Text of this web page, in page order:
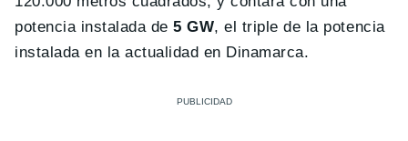
potencia instalada de 5 GW, el triple de la potencia
instalada en la actualidad en Dinamarca.